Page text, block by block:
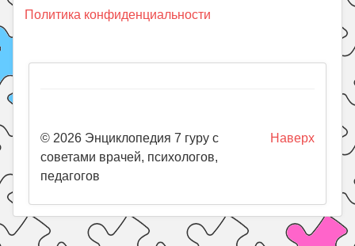
Политика конфиденциальности
Наверх
© 2026 Энциклопедия 7 гуру с
советами врачей, психологов,
педагогов